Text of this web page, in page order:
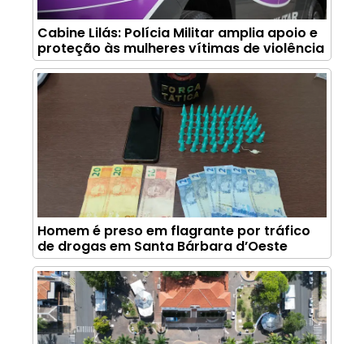
Cabine Lilás: Polícia Militar amplia apoio e
proteção às mulheres vítimas de violência
Homem é preso em flagrante por tráfico
de drogas em Santa Bárbara d’Oeste